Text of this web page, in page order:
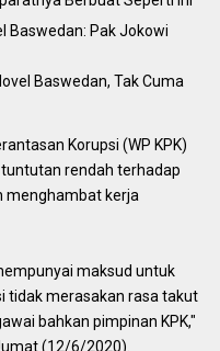
Baswedan: Pak Jokowi
Baswedan, Tak Cuma
Korupsi (WP KPK)
rendah terhadap
menghambat kerja
maksud untuk
tidak merasakan rasa takut
bahkan pimpinan KPK,"
(12/6/2020).